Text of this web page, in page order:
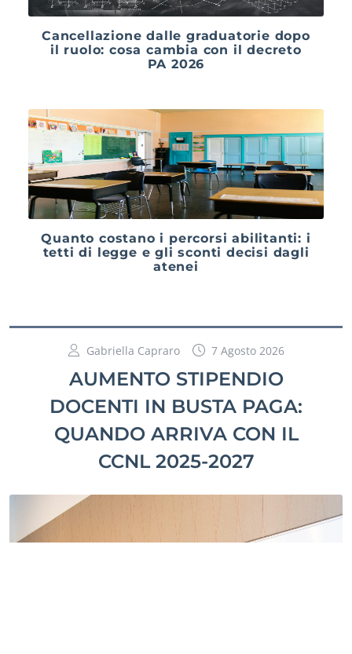
Cancellazione dalle graduatorie dopo
il ruolo: cosa cambia con il decreto
PA 2026
Quanto costano i percorsi abilitanti: i
tetti di legge e gli sconti decisi dagli
atenei
Gabriella Capraro 7 Agosto 2026
AUMENTO STIPENDIO
DOCENTI IN BUSTA PAGA:
QUANDO ARRIVA CON IL
CCNL 2025-2027